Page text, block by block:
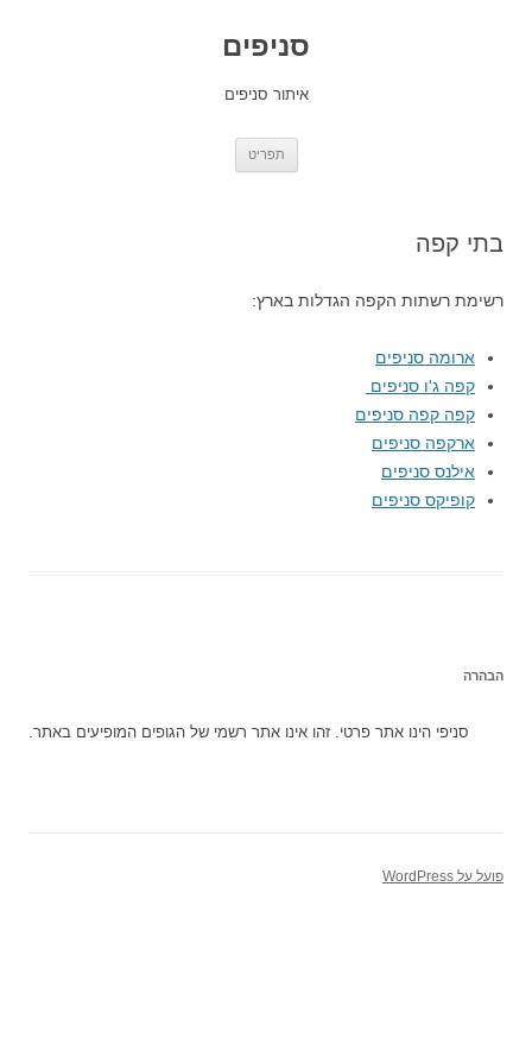
סניפים
איתור סניפים
תפריט
בתי קפה
רשימת רשתות הקפה הגדלות בארץ:
ארומה סניפים
קפה ג'ו סניפים
קפה קפה סניפים
ארקפה סניפים
אילנס סניפים
קופיקס סניפים
הבהרה
סניפי הינו אתר פרטי. זהו אינו אתר רשמי של הגופים המופיעים באתר.
פועל על WordPress